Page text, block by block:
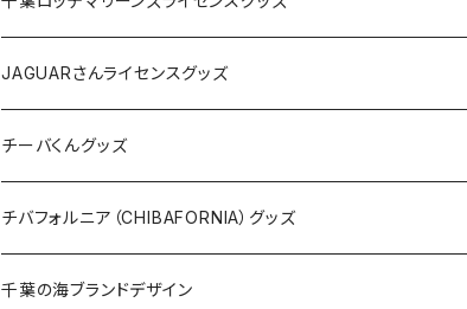
ホテルキーホルダー
ホテルキーホルダー
クリアファイル
Tシャツ
キャップ
バッグ
ステッカー
缶バッジ
キーホルダー
キャップ
バッグ
ステッカー
缶バッジ
ステッカー
ステッカー
ステッカー大
缶バッジ
缶バッジ32mm
缶バッジ54mm
エコバッグ
JAGUARさんコラボグッズ
JAGUARさんライセンスグッズ
Tシャツ
ステッカー
缶バッジ
チーバくんグッズ
Tシャツ
キャップ
チバフォルニア（CHIBAFORNIA）グッズ
Tシャツ
千葉の海ブランドデザイン